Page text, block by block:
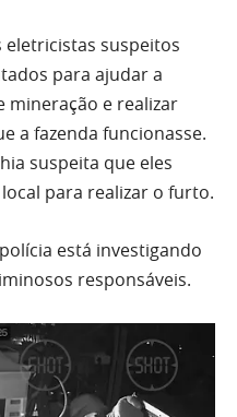
eletricistas suspeitos
para ajudar a
mineração e realizar
a fazenda funcionasse.
suspeita que eles
para realizar o furto.
está investigando
responsáveis.